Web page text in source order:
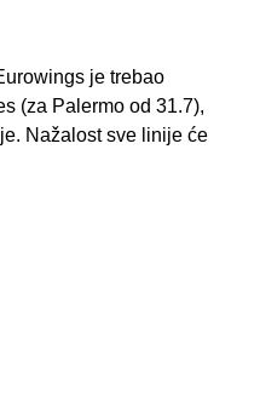
je trebao
(za Palermo od 31.7),
Nažalost sve linije će